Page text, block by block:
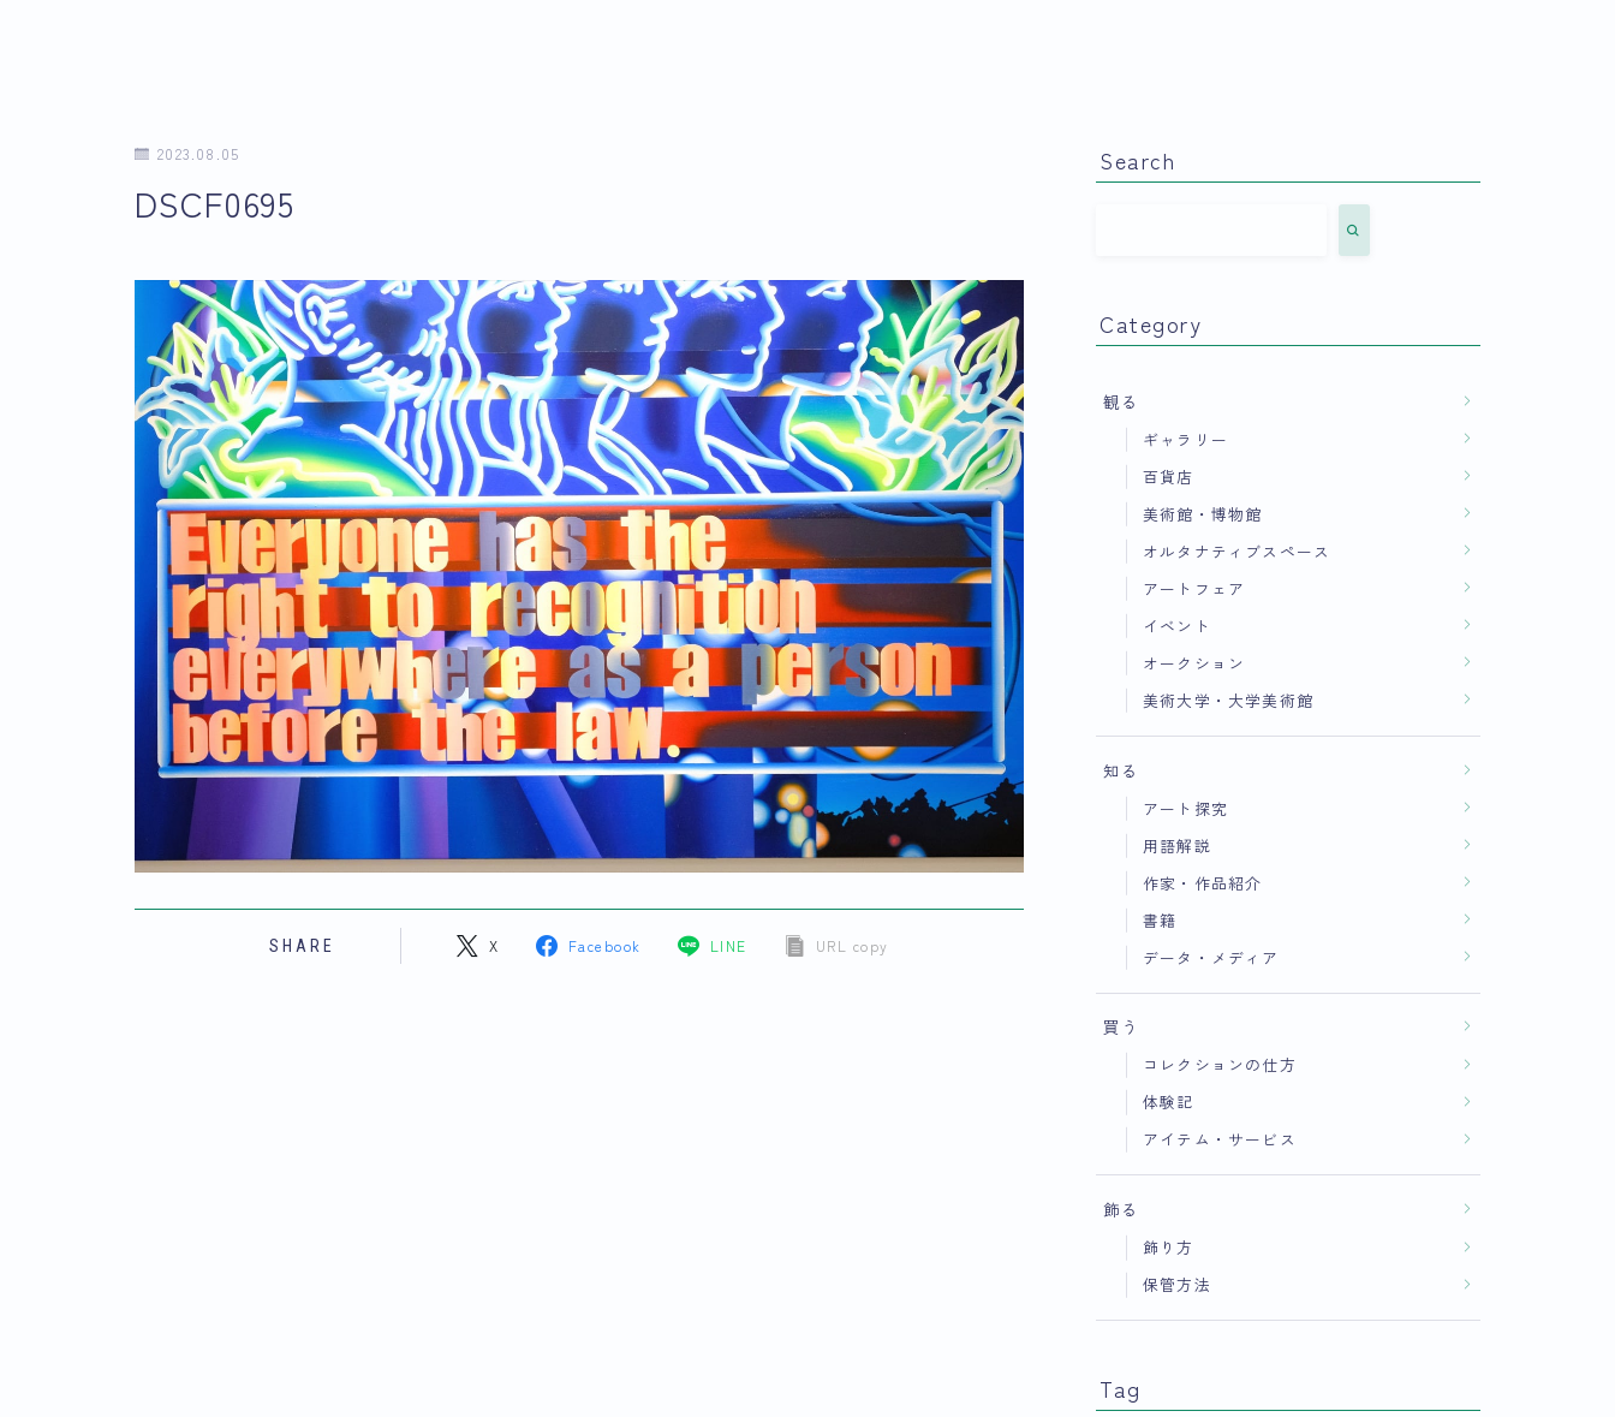
2023.08.05
DSCF0695
SHARE X Facebook LINE URL copy
Search
Category
観る
ギャラリー
百貨店
美術館・博物館
オルタナティブスペース
アートフェア
イベント
オークション
美術大学・大学美術館
知る
アート探究
用語解説
作家・作品紹介
書籍
データ・メディア
買う
コレクションの仕方
体験記
アイテム・サービス
飾る
飾り方
保管方法
Tag